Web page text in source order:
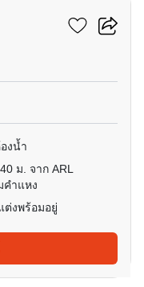
งน้ำ
ม. จาก ARL
คำแหง
ต่งพร้อมอยู่